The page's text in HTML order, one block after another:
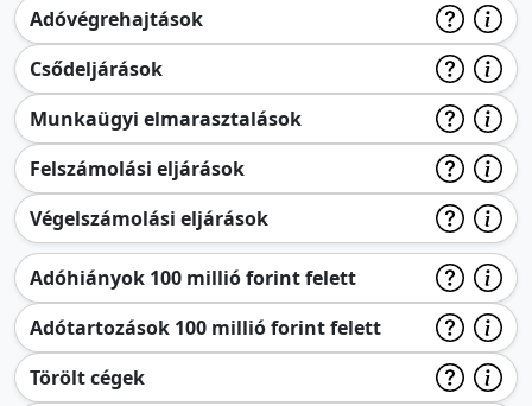
Adóvégrehajtások
Csődeljárások
Munkaügyi elmarasztalások
Felszámolási eljárások
Végelszámolási eljárások
Adóhiányok 100 millió forint felett
Adótartozások 100 millió forint felett
Törölt cégek